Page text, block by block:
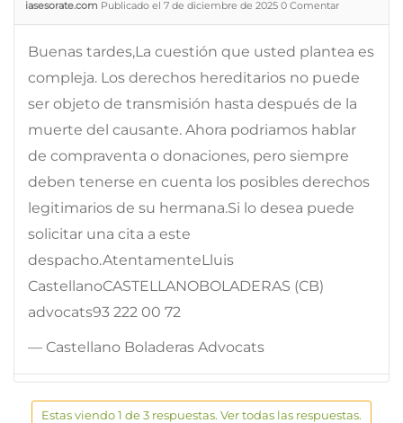
iasesorate.com Publicado el 7 de diciembre de 2025 0 Comentar
Buenas tardes,La cuestión que usted plantea es
compleja. Los derechos hereditarios no puede
ser objeto de transmisión hasta después de la
muerte del causante. Ahora podriamos hablar
de compraventa o donaciones, pero siempre
deben tenerse en cuenta los posibles derechos
legitimarios de su hermana.Si lo desea puede
solicitar una cita a este
despacho.AtentamenteLluis
CastellanoCASTELLANOBOLADERAS (CB)
advocats93 222 00 72
— Castellano Boladeras Advocats
Estas viendo 1 de 3 respuestas. Ver todas las respuestas.